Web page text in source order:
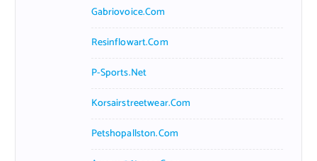
Gabriovoice.com
Resinflowart.com
P-Sports.net
Korsairstreetwear.com
Petshopallston.com